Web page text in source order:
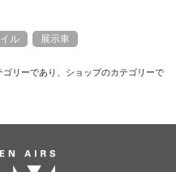
ル 展示車
リーであり、ショップのカテゴリーで